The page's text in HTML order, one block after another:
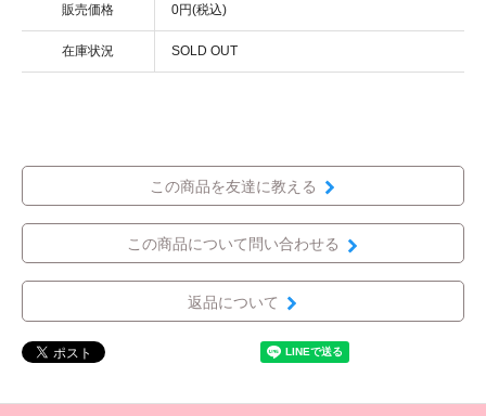
販売価格 0円(税込)
在庫状況 SOLD OUT
この商品を友達に教える
この商品について問い合わせる
返品について